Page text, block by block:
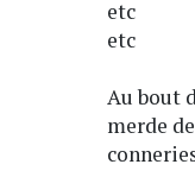
etc
etc
Au bout
merde